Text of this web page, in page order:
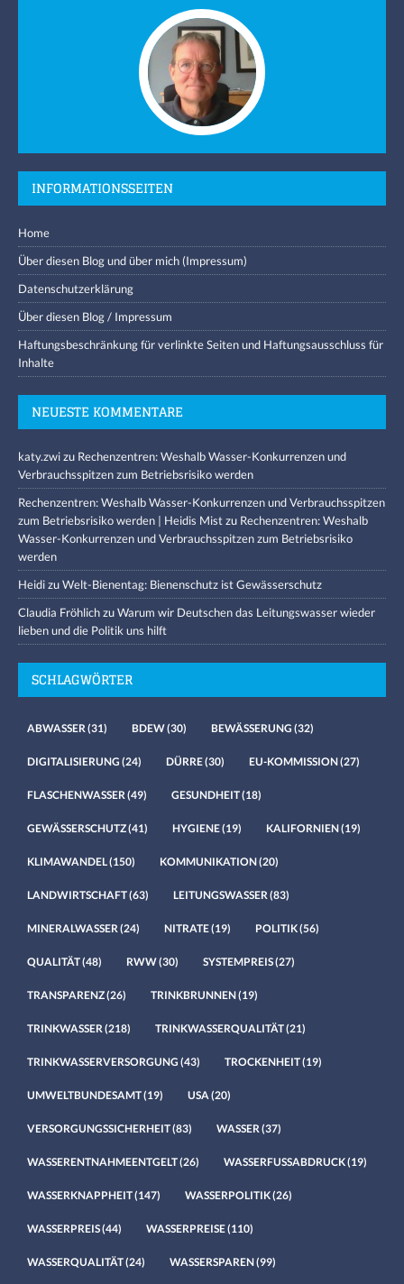
INFORMATIONSSEITEN
Home
Über diesen Blog und über mich (Impressum)
Datenschutzerklärung
Über diesen Blog / Impressum
Haftungsbeschränkung für verlinkte Seiten und Haftungsausschluss für
Inhalte
NEUESTE KOMMENTARE
katy.zwizu Rechenzentren: Weshalb Wasser-Konkurrenzen und
Verbrauchsspitzen zum Betriebsrisiko werden
Rechenzentren: Weshalb Wasser-Konkurrenzen und Verbrauchsspitzen
zum Betriebsrisiko werden | Heidis Mistzu Rechenzentren: Weshalb
Wasser-Konkurrenzen und Verbrauchsspitzen zum Betriebsrisiko
werden
HeidizuWelt-Bienentag: Bienenschutz ist Gewässerschutz
Claudia FröhlichzuWarum wir Deutschen das Leitungswasser wieder
lieben und die Politik uns hilft
SCHLAGWÖRTER
ABWASSER(31) BDEW(30) BEWÄSSERUNG (32)
DIGITALISIERUNG (24) DÜRRE(30) EU-KOMMISSION(27)
FLASCHENWASSER(49) GESUNDHEIT(18)
GEWÄSSERSCHUTZ(41) HYGIENE(19) KALIFORNIEN(19)
KLIMAWANDEL(150) KOMMUNIKATION(20)
LANDWIRTSCHAFT(63) LEITUNGSWASSER(83)
MINERALWASSER(24) NITRATE(19) POLITIK(56)
QUALITÄT(48) RWW(30) SYSTEMPREIS(27)
TRANSPARENZ(26) TRINKBRUNNEN(19)
TRINKWASSER(218) TRINKWASSERQUALITÄT(21)
TRINKWASSERVERSORGUNG (43) TROCKENHEIT(19)
UMWELTBUNDESAMT(19) USA(20)
VERSORGUNGSSICHERHEIT(83) WASSER(37)
WASSERENTNAHMEENTGELT(26) WASSERFUSSABDRUCK(19)
WASSERKNAPPHEIT(147) WASSERPOLITIK(26)
WASSERPREIS(44) WASSERPREISE(110)
WASSERQUALITÄT(24) WASSERSPAREN(99)